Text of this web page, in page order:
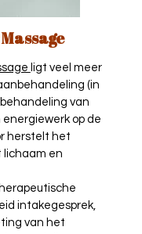
ligt veel meer
(in
van
op de
herstelt het
lichaam en
intakegesprek,
van het